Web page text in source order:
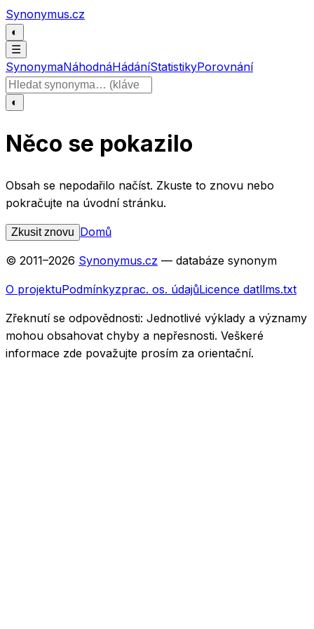
Přeskočit na obsah
Synonymus.cz
◐
☰
SynonymaNáhodnáHádáníStatistikyPorovnání
Hledat slovo
◐
Něco se pokazilo
Obsah se nepodařilo načíst. Zkuste to znovu nebo
pokračujte na úvodní stránku.
Zkusit znovu Domů
© 2011–2026 Synonymus.cz — databáze synonym
O projektuPodmínkyzprac. os. údajůLicence datllms.txt
Zřeknutí se odpovědnosti: Jednotlivé výklady a významy
mohou obsahovat chyby a nepřesnosti. Veškeré
informace zde považujte prosím za orientační.